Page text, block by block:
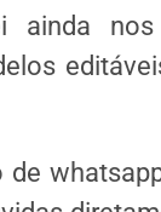
ainda